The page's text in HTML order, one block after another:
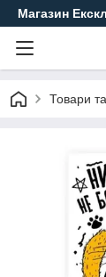
Магазин
Товари